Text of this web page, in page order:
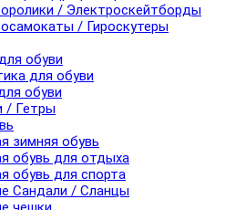
/ Электроскейтборды
/ Гироскутеры
обуви
для обуви
обуви
/ Гетры
зимняя обувь
обувь для отдыха
обувь для спорта
Сандали / Сланцы